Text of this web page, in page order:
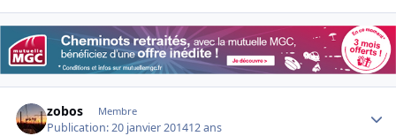
zobos Membre
Publication:20 janvier 201412 ans